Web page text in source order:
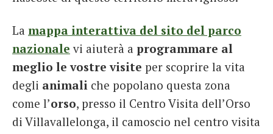
La mappa interattiva del sito del parco
nazionale vi aiuterà a programmare al
meglio le vostre visite per scoprire la vita
degli animali che popolano questa zona
come l’orso, presso il Centro Visita dell’Orso
di Villavallelonga, il camoscio nel centro visita